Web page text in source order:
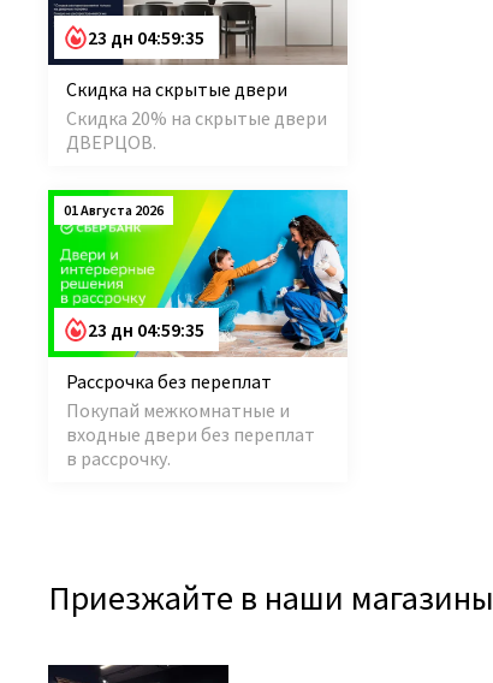
23 дн 04:59:34
Скидка на скрытые двери
Скидка 20% на скрытые двери
ДВЕРЦОВ.
01 Августа 2026
23 дн 04:59:34
Рассрочка без переплат
Покупай межкомнатные и
входные двери без переплат
в рассрочку.
Приезжайте в наши магазины